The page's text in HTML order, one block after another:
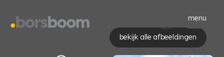
menu
bekijk alle afbeeldingen